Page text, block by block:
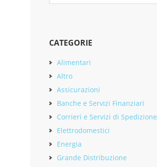
website
CATEGORIE
Alimentari
Altro
Assicurazioni
Banche e Servizi Finanziari
Corrieri e Servizi di Spedizione
Elettrodomestici
Energia
Grande Distribuzione